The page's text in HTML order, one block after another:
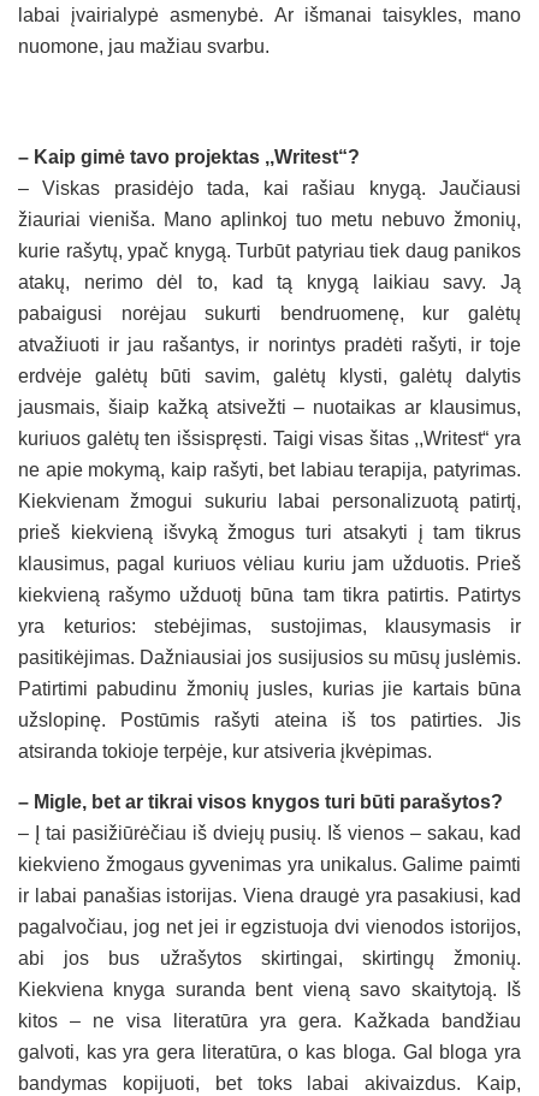
labai įvairialypė asmenybė. Ar išmanai taisykles, mano
nuomone, jau mažiau svarbu.
– Kaip gimė tavo projektas ,,Writest“?
– Viskas prasidėjo tada, kai rašiau knygą. Jaučiausi
žiauriai vieniša. Mano aplinkoj tuo metu nebuvo žmonių,
kurie rašytų, ypač knygą. Turbūt patyriau tiek daug panikos
atakų, nerimo dėl to, kad tą knygą laikiau savy. Ją
pabaigusi norėjau sukurti bendruomenę, kur galėtų
atvažiuoti ir jau rašantys, ir norintys pradėti rašyti, ir toje
erdvėje galėtų būti savim, galėtų klysti, galėtų dalytis
jausmais, šiaip kažką atsivežti – nuotaikas ar klausimus,
kuriuos galėtų ten išsispręsti. Taigi visas šitas ,,Writest“ yra
ne apie mokymą, kaip rašyti, bet labiau terapija, patyrimas.
Kiekvienam žmogui sukuriu labai personalizuotą patirtį,
prieš kiekvieną išvyką žmogus turi atsakyti į tam tikrus
klausimus, pagal kuriuos vėliau kuriu jam užduotis. Prieš
kiekvieną rašymo užduotį būna tam tikra patirtis. Patirtys
yra keturios: stebėjimas, sustojimas, klausymasis ir
pasitikėjimas. Dažniausiai jos susijusios su mūsų juslėmis.
Patirtimi pabudinu žmonių jusles, kurias jie kartais būna
užslopinę. Postūmis rašyti ateina iš tos patirties. Jis
atsiranda tokioje terpėje, kur atsiveria įkvėpimas.
– Migle, bet ar tikrai visos knygos turi būti parašytos?
– Į tai pasižiūrėčiau iš dviejų pusių. Iš vienos – sakau, kad
kiekvieno žmogaus gyvenimas yra unikalus. Galime paimti
ir labai panašias istorijas. Viena draugė yra pasakiusi, kad
pagalvočiau, jog net jei ir egzistuoja dvi vienodos istorijos,
abi jos bus užrašytos skirtingai, skirtingų žmonių.
Kiekviena knyga suranda bent vieną savo skaitytoją. Iš
kitos – ne visa literatūra yra gera. Kažkada bandžiau
galvoti, kas yra gera literatūra, o kas bloga. Gal bloga yra
bandymas kopijuoti, bet toks labai akivaizdus. Kaip,